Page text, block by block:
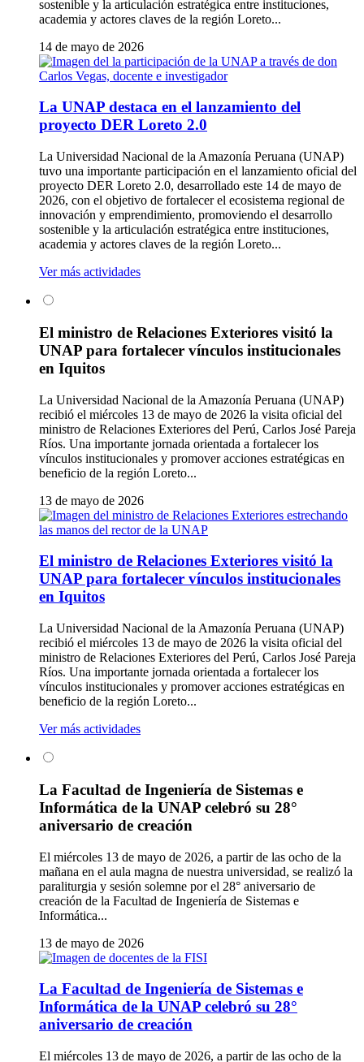
sostenible y la articulación estratégica entre instituciones,
academia y actores claves de la región Loreto...
14 de mayo de 2026
La UNAP destaca en el lanzamiento del
proyecto DER Loreto 2.0
La Universidad Nacional de la Amazonía Peruana (UNAP)
tuvo una importante participación en el lanzamiento oficial del
proyecto DER Loreto 2.0, desarrollado este 14 de mayo de
2026, con el objetivo de fortalecer el ecosistema regional de
innovación y emprendimiento, promoviendo el desarrollo
sostenible y la articulación estratégica entre instituciones,
academia y actores claves de la región Loreto...
Ver más actividades
El ministro de Relaciones Exteriores visitó la
UNAP para fortalecer vínculos institucionales
en Iquitos
La Universidad Nacional de la Amazonía Peruana (UNAP)
recibió el miércoles 13 de mayo de 2026 la visita oficial del
ministro de Relaciones Exteriores del Perú, Carlos José Pareja
Ríos. Una importante jornada orientada a fortalecer los
vínculos institucionales y promover acciones estratégicas en
beneficio de la región Loreto...
13 de mayo de 2026
El ministro de Relaciones Exteriores visitó la
UNAP para fortalecer vínculos institucionales
en Iquitos
La Universidad Nacional de la Amazonía Peruana (UNAP)
recibió el miércoles 13 de mayo de 2026 la visita oficial del
ministro de Relaciones Exteriores del Perú, Carlos José Pareja
Ríos. Una importante jornada orientada a fortalecer los
vínculos institucionales y promover acciones estratégicas en
beneficio de la región Loreto...
Ver más actividades
La Facultad de Ingeniería de Sistemas e
Informática de la UNAP celebró su 28°
aniversario de creación
El miércoles 13 de mayo de 2026, a partir de las ocho de la
mañana en el aula magna de nuestra universidad, se realizó la
paraliturgia y sesión solemne por el 28° aniversario de
creación de la Facultad de Ingeniería de Sistemas e
Informática...
13 de mayo de 2026
La Facultad de Ingeniería de Sistemas e
Informática de la UNAP celebró su 28°
aniversario de creación
El miércoles 13 de mayo de 2026, a partir de las ocho de la